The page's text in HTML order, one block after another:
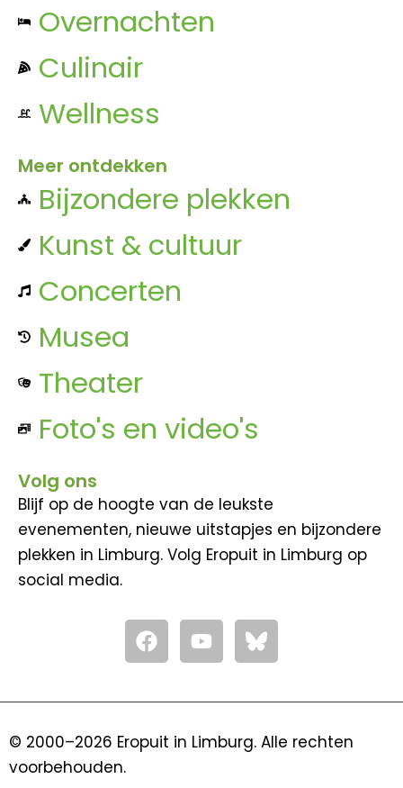
Overnachten
Culinair
Wellness
Meer ontdekken
Bijzondere plekken
Kunst & cultuur
Concerten
Musea
Theater
Foto's en video's
Volg ons
Blijf op de hoogte van de leukste
evenementen, nieuwe uitstapjes en bijzondere
plekken in Limburg. Volg Eropuit in Limburg op
social media.
F
a
c
o
Y
o
u
b
© 2000–2026 Eropuit in Limburg. Alle rechten
voorbehouden.